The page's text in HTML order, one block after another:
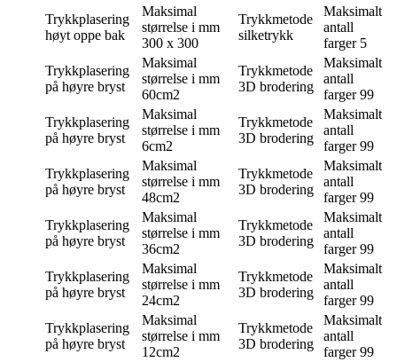
Trykkplasering
høyt oppe bak
Maksimal
størrelse i mm
300 x 300
Trykkmetode
silketrykk
Maksimalt
antall
farger 5
Trykkplasering
på høyre bryst
Maksimal
størrelse i mm
60cm2
Trykkmetode
3D brodering
Maksimalt
antall
farger 99
Trykkplasering
på høyre bryst
Maksimal
størrelse i mm
6cm2
Trykkmetode
3D brodering
Maksimalt
antall
farger 99
Trykkplasering
på høyre bryst
Maksimal
størrelse i mm
48cm2
Trykkmetode
3D brodering
Maksimalt
antall
farger 99
Trykkplasering
på høyre bryst
Maksimal
størrelse i mm
36cm2
Trykkmetode
3D brodering
Maksimalt
antall
farger 99
Trykkplasering
på høyre bryst
Maksimal
størrelse i mm
24cm2
Trykkmetode
3D brodering
Maksimalt
antall
farger 99
Trykkplasering
på høyre bryst
Maksimal
størrelse i mm
12cm2
Trykkmetode
3D brodering
Maksimalt
antall
farger 99